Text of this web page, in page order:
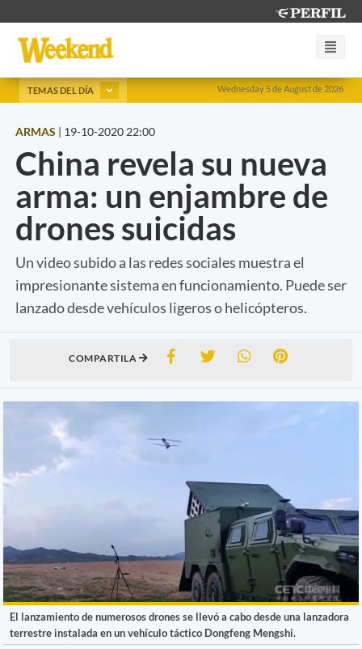
Wednesday 5 de August de 2026
TEMAS DEL DÍA
ARMAS | 19-10-2020 22:00
China revela su nueva
arma: un enjambre de
drones suicidas
Un video subido a las redes sociales muestra el
impresionante sistema en funcionamiento. Puede ser
lanzado desde vehículos ligeros o helicópteros.
COMPARTILA
El lanzamiento de numerosos drones se llevó a cabo desde una lanzadora
terrestre instalada en un vehículo táctico Dongfeng Mengshi.